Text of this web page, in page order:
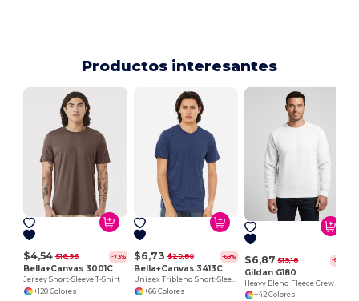
Productos interesantes
$4,54 $16,96 -73%
Bella+Canvas 3001C
Jersey Short-Sleeve T-Shirt
+120 Colores
$6,73 $20,80 -68%
Bella+Canvas 3413C
Unisex Triblend Short-Sleeve T-Shirt
+66 Colores
$6,87 $19,18 -64%
Gildan G180
Heavy Blend Fleece Crew
+42 Colores